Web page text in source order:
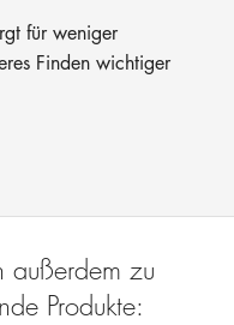
für weniger
Finden wichtiger
außerdem zu
Produkte: